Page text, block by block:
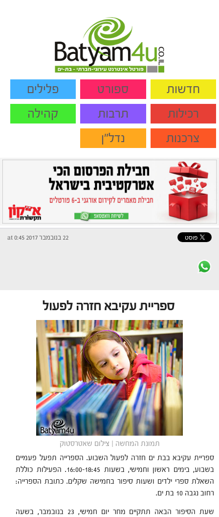
חדשות ספורט
פלילים
רכילות
תרבות
קהילה
צרכנות
נדל"ן
22 בנובמבר 2017 at 0:45
ספריית עקיבא חזרה לפעול
תמונת המחשה | צילום שאטרסטוק
ספריית עקיבא בבת ים חזרה לפעול השבוע. הספרייה תפעל פעמיים
בשבוע, בימים ראשון וחמישי, בשעות 16:00-18:45. הפעילות כוללת
השאלת ספרי ילדים ושעות סיפור בחמישה שקלים. כתובת הספרייה:
רחוב נגבה 10 בת ים.
שעת הסיפור הבאה תתקיים מחר יום חמישי, 23 בנובמבר, בשעה